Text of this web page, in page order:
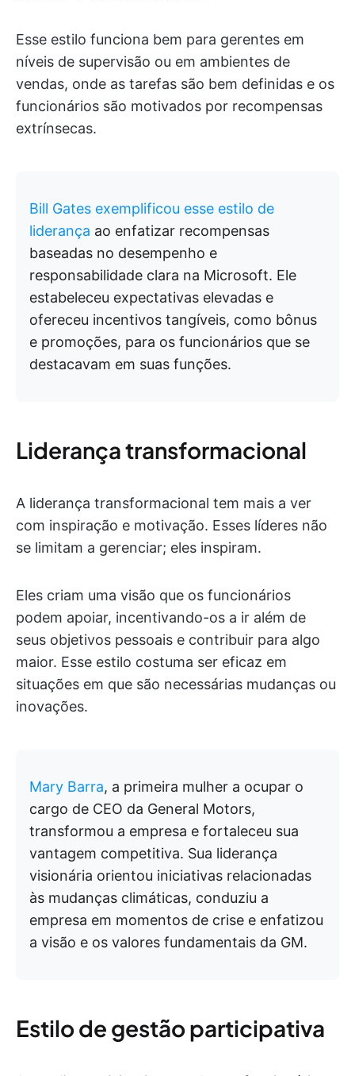
Esse estilo funciona bem para gerentes em
níveis de supervisão ou em ambientes de
vendas, onde as tarefas são bem definidas e os
funcionários são motivados por recompensas
extrínsecas.
Bill Gates exemplificou esse estilo de
liderança ao enfatizar recompensas
baseadas no desempenho e
responsabilidade clara na Microsoft. Ele
estabeleceu expectativas elevadas e
ofereceu incentivos tangíveis, como bônus
e promoções, para os funcionários que se
destacavam em suas funções.
Liderança transformacional
A liderança transformacional tem mais a ver
com inspiração e motivação. Esses líderes não
se limitam a gerenciar; eles inspiram.
Eles criam uma visão que os funcionários
podem apoiar, incentivando-os a ir além de
seus objetivos pessoais e contribuir para algo
maior. Esse estilo costuma ser eficaz em
situações em que são necessárias mudanças ou
inovações.
Mary Barra, a primeira mulher a ocupar o
cargo de CEO da General Motors,
transformou a empresa e fortaleceu sua
vantagem competitiva. Sua liderança
visionária orientou iniciativas relacionadas
às mudanças climáticas, conduziu a
empresa em momentos de crise e enfatizou
a visão e os valores fundamentais da GM.
Estilo de gestão participativa